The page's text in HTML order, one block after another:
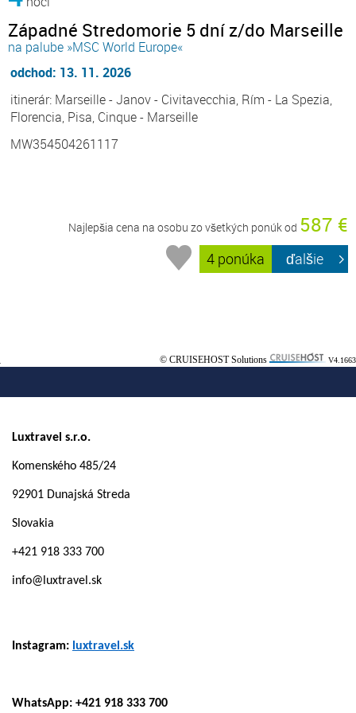
Západné Stredomorie 5 dní z/do Marseille
na palube »MSC World Europe«
odchod: 13. 11. 2026
itinerár: Marseille - Janov - Civitavecchia, Rím - La Spezia,
Florencia, Pisa, Cinque - Marseille
MW354504261117
Najlepšia cena na osobu zo všetkých ponúk od 587 €
4 ponúka ďalšie
© CRUISEHOST Solutions V4.1663
Luxtravel s.r.o.
Komenského 485/24
92901 Dunajská Streda
Slovakia
+421 918 333 700
info@luxtravel.sk
Instagram: luxtravel.sk
WhatsApp: +421 918 333 700